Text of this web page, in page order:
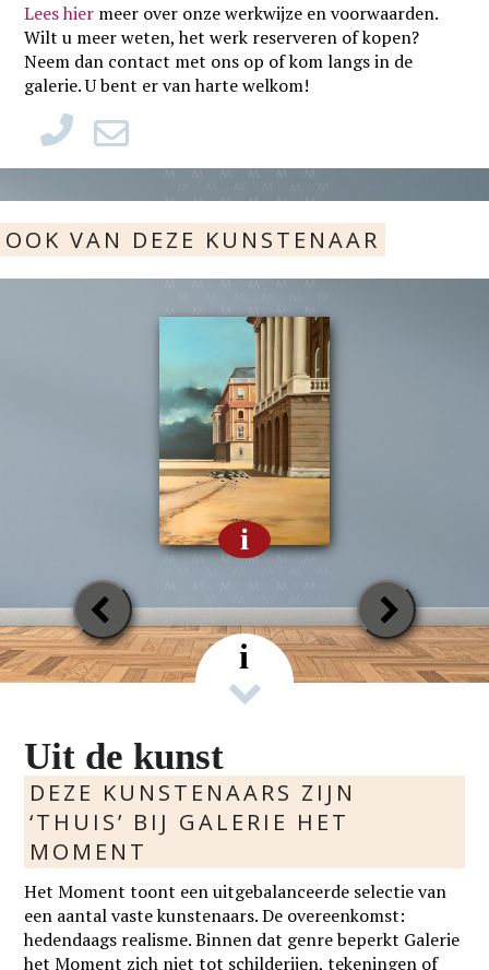
Lees hier meer over onze werkwijze en voorwaarden.
Wilt u meer weten, het werk reserveren of kopen?
Neem dan contact met ons op of kom langs in de
galerie. U bent er van harte welkom!
OOK VAN DEZE KUNSTENAAR
i
Previous
Slide
Next
Slide
i
Uit de kunst
DEZE KUNSTENAARS ZIJN
‘THUIS’ BIJ GALERIE HET
MOMENT
Het Moment toont een uitgebalanceerde selectie van
een aantal vaste kunstenaars. De overeenkomst:
hedendaags realisme. Binnen dat genre beperkt Galerie
het Moment zich niet tot schilderijen, tekeningen of